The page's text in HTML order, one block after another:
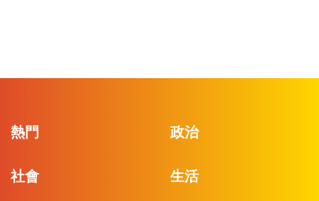
熱門 政治
社會 生活